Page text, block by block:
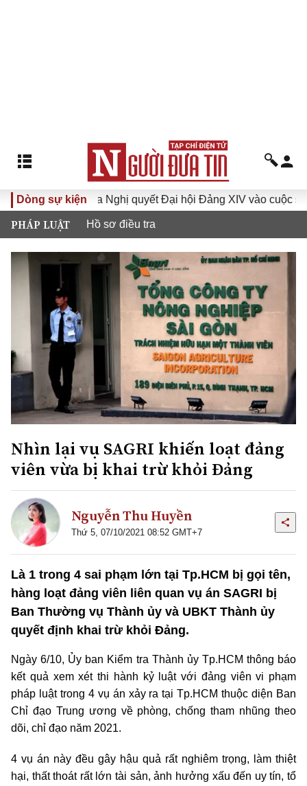
Dòng sự kiện
Đưa Nghị quyết Đại hội Đảng XIV vào cuộc sống
PHÁP LUẬT Hồ sơ điều tra
Nhìn lại vụ SAGRI khiến loạt đảng
viên vừa bị khai trừ khỏi Đảng
Nguyễn Thu Huyền
Thứ 5, 07/10/2021 08:52 GMT+7
Là 1 trong 4 sai phạm lớn tại Tp.HCM bị gọi tên,
hàng loạt đảng viên liên quan vụ án SAGRI bị
Ban Thường vụ Thành ủy và UBKT Thành ủy
quyết định khai trừ khỏi Đảng.
Ngày 6/10, Ủy ban Kiểm tra Thành ủy Tp.HCM thông báo
kết quả xem xét thi hành kỷ luật với đảng viên vi phạm
pháp luật trong 4 vụ án xảy ra tại Tp.HCM thuộc diện Ban
Chỉ đạo Trung ương về phòng, chống tham nhũng theo
dõi, chỉ đạo năm 2021.
4 vụ án này đều gây hậu quả rất nghiêm trọng, làm thiệt
hại, thất thoát rất lớn tài sản, ảnh hưởng xấu đến uy tín, tổ